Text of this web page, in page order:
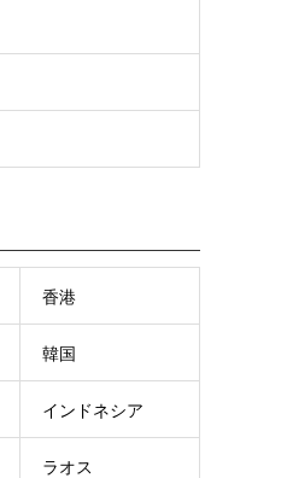
香港
韓国
インドネシア
ラオス